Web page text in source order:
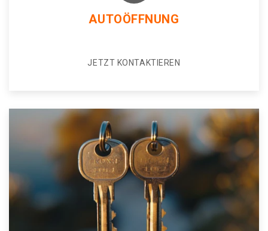
AUTOÖFFNUNG
JETZT KONTAKTIEREN